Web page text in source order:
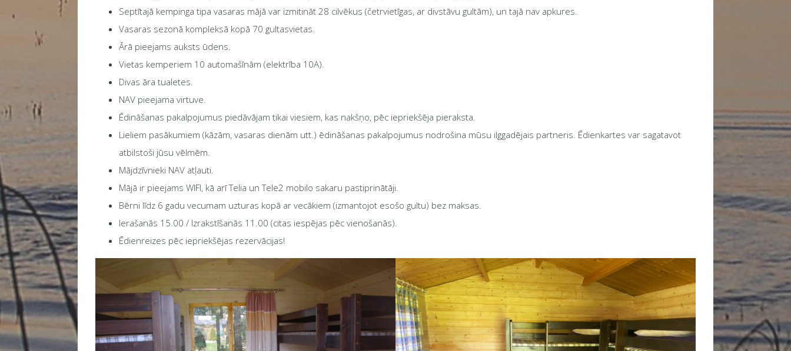
Septītajā kempinga tipa vasaras mājā var izmitināt 28 cilvēkus (četrvietīgas, ar divstāvu gultām), un tajā nav apkures.
Vasaras sezonā kompleksā kopā 70 gultasvietas.
Ārā pieejams auksts ūdens.
Vietas kemperiem 10 automašīnām (elektrība 10A).
Divas āra tualetes.
NAV pieejama virtuve.
Ēdināšanas pakalpojumus piedāvājam tikai viesiem, kas nakšņo, pēc iepriekšēja pieraksta.
Lieliem pasākumiem (kāzām, vasaras dienām utt.) ēdināšanas pakalpojumus nodrošina mūsu ilggadējais partneris. Ēdienkartes var sagatavot
atbilstoši jūsu vēlmēm.
Mājdzīvnieki NAV atļauti.
Mājā ir pieejams WIFI, kā arī Telia un Tele2 mobilo sakaru pastiprinātāji.
Bērni līdz 6 gadu vecumam uzturas kopā ar vecākiem (izmantojot esošo gultu) bez maksas.
Ierašanās 15.00 / Izrakstīšanās 11.00 (citas iespējas pēc vienošanās).
Ēdienreizes pēc iepriekšējas rezervācijas!